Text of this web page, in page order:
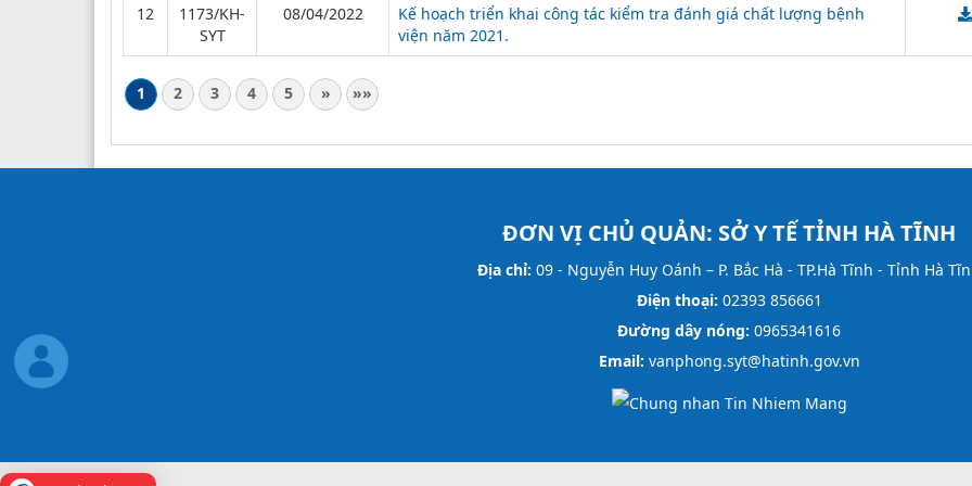
12
1173/KH-
SYT
08/04/2022
Kế hoạch triển khai công tác kiểm tra đánh giá chất lượng bệnh
viện năm 2021.
1 2 3 4 5 » »»
ĐƠN VỊ CHỦ QUẢN: SỞ Y TẾ TỈNH HÀ TĨNH
Địa chỉ: 09 - Nguyễn Huy Oánh – P. Bắc Hà - TP.Hà Tĩnh - Tỉnh Hà
Điện thoại: 02393 856661
Đường dây nóng: 0965341616
Email: vanphong.syt@hatinh.gov.vn